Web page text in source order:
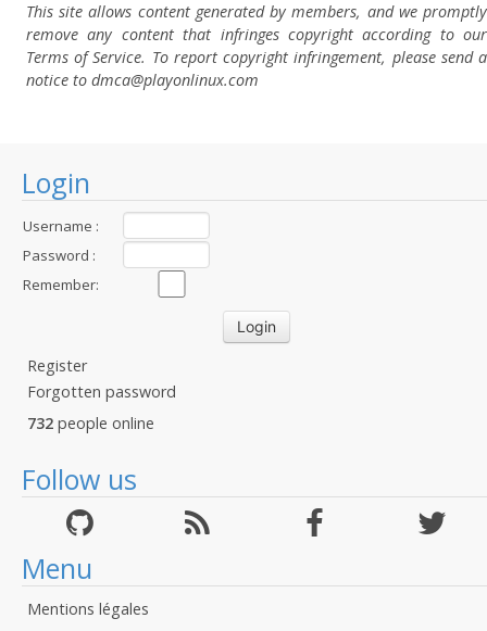
Login
Username :
Password :
Remember:
Register
Forgotten password
732 people online
Follow us
Menu
Mentions légales
This site allows content generated by members, and we promptly
remove any content that infringes copyright according to our
Terms of Service. To report copyright infringement, please send a
notice to dmca@playonlinux.com